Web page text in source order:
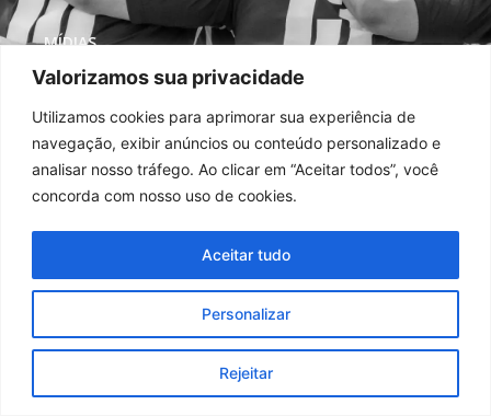
Valorizamos sua privacidade
Utilizamos cookies para aprimorar sua experiência de
navegação, exibir anúncios ou conteúdo personalizado e
analisar nosso tráfego. Ao clicar em “Aceitar todos”, você
concorda com nosso uso de cookies.
Personalizar
Rejeitar
Aceitar tudo
MÍDIAS
REDES SOCIAIS